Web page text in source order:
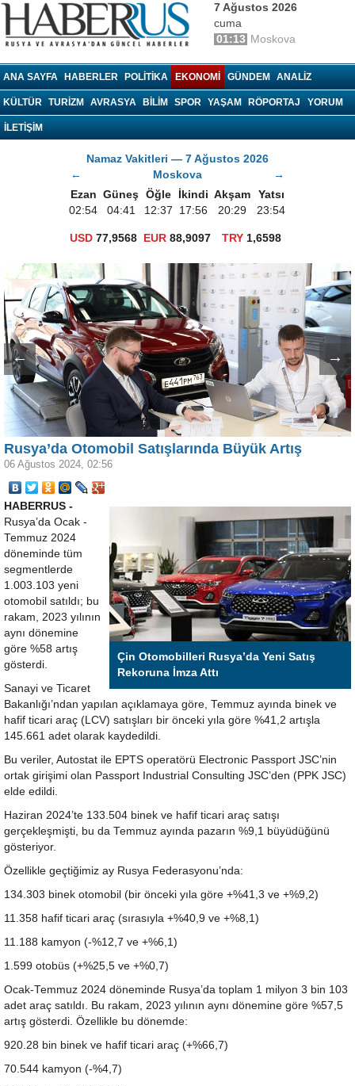
7 Ağustos 2026
cuma
01:13 Moskova
ANA SAYFA HABERLER POLITIKA EKONOMI GÜNDEM ANALIZ
KÜLTÜR TURIZM AVRASYA BILIM SPOR YAŞAM RÖPORTAJ YORUM
İLETİŞİM
Namaz Vakitleri — 7 Ağustos 2026
←
Moskova
→
Ezan Güneş Öğle İkindi Akşam
Yatsı
02:54
04:41 12:37 17:56 20:29 23:54
USD 77,9568 EUR 88,9097 TRY1,6598
← →
Rusya’da Otomobil Satışlarında Büyük Artış
06 Ağustos 2024, 02:56
Çin Otomobilleri Rusya’da Yeni Satış
Rekoruna İmza Attı
HABERRUS -
Rusya’da Ocak -
Temmuz 2024
döneminde tüm
segmentlerde
1.003.103 yeni
otomobil satıldı; bu
rakam, 2023 yılının
aynı dönemine
göre %58 artış
gösterdi.
Sanayi ve Ticaret
Bakanlığı’ndan yapılan açıklamaya göre, Temmuz ayında binek ve
hafif ticari araç (LCV) satışları bir önceki yıla göre %41,2 artışla
145.661 adet olarak kaydedildi.
Bu veriler, Autostat ile EPTS operatörü Electronic Passport JSC’nin
ortak girişimi olan Passport Industrial Consulting JSC’den (PPK JSC)
elde edildi.
Haziran 2024’te 133.504 binek ve hafif ticari araç satışı
gerçekleşmişti, bu da Temmuz ayında pazarın %9,1 büyüdüğünü
gösteriyor.
Özellikle geçtiğimiz ay Rusya Federasyonu’nda:
134.303 binek otomobil (bir önceki yıla göre +%41,3 ve +%9,2)
11.358 hafif ticari araç (sırasıyla +%40,9 ve +%8,1)
11.188 kamyon (-%12,7 ve +%6,1)
1.599 otobüs (+%25,5 ve +%0,7)
Ocak-Temmuz 2024 döneminde Rusya’da toplam 1 milyon 3 bin 103
adet araç satıldı. Bu rakam, 2023 yılının aynı dönemine göre %57,5
artış gösterdi. Özellikle bu dönemde:
920.28 bin binek ve hafif ticari araç (+%66,7)
70.544 kamyon (-%4,7)